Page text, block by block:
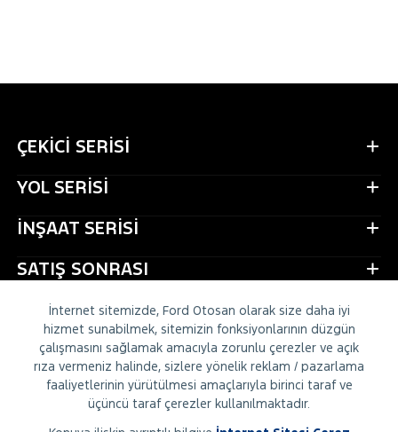
İnternet sitemizde, Ford Otosan olarak size daha iyi
hizmet sunabilmek, sitemizin fonksiyonlarının düzgün
çalışmasını sağlamak amacıyla zorunlu çerezler ve açık
rıza vermeniz halinde, sizlere yönelik reklam / pazarlama
faaliyetlerinin yürütülmesi amaçlarıyla birinci taraf ve
üçüncü taraf çerezler kullanılmaktadır.
ÇEKİCİ SERİSİ
YOL SERİSİ
İNŞAAT SERİSİ
SATIŞ SONRASI
CONNECTRUCK
HİZMETLER
KAMU & ÜST YAPI